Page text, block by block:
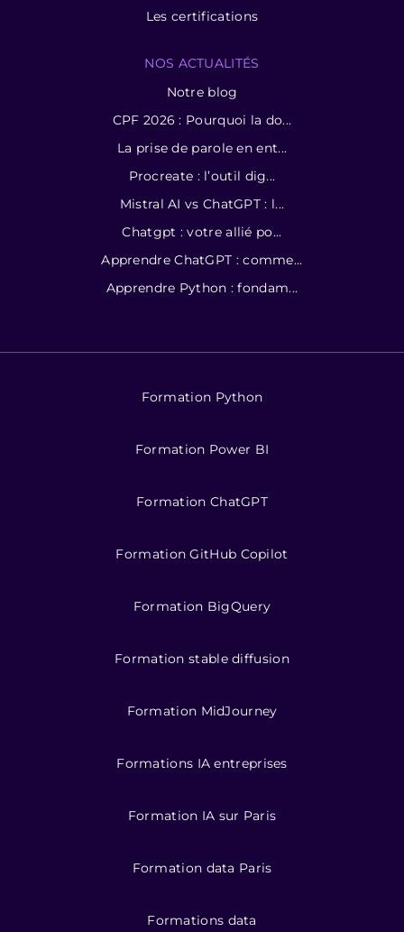
Les certifications
NOS ACTUALITÉS
Notre blog
CPF 2026 : Pourquoi la do...
La prise de parole en ent...
Procreate : l’outil dig...
Mistral AI vs ChatGPT : l...
Chatgpt : votre allié po...
Apprendre ChatGPT : comme...
Apprendre Python : fondam...
Formation Python
Formation Power BI
Formation ChatGPT
Formation GitHub Copilot
Formation BigQuery
Formation stable diffusion
Formation MidJourney
Formations IA entreprises
Formation IA sur Paris
Formation data Paris
Formations data